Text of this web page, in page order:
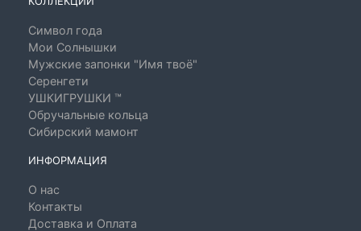
Символ года
Мои Солнышки
Мужские запонки "Имя твоё"
Серенгети
УШКИГРУШКИ ™
Обручальные кольца
Сибирский мамонт
ИНФОРМАЦИЯ
О нас
Контакты
Доставка и Оплата